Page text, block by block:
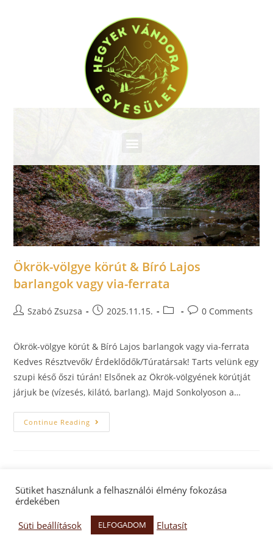
Ökrök-völgye körút & Bíró Lajos
barlangok vagy via-ferrata
Szabó Zsuzsa 2025.11.15. 0 Comments
Ökrök-völgye körút & Bíró Lajos barlangok vagy via-ferrata
Kedves Résztvevők/ Érdeklődők/Túratársak! Tarts velünk egy
szupi késő őszi túrán! Elsőnek az Ökrök-völgyének körútját
járjuk be (vízesés, kilátó, barlang). Majd Sonkolyoson a…
Continue Reading
Facebook oldal Facebook csoport
Sütiket használunk a felhasználói élmény fokozása
érdekében
Süti beállítások
ELFOGADOM Elutasít